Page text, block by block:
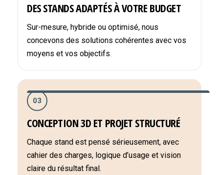
DES STANDS ADAPTÉS À VOTRE BUDGET
Sur-mesure, hybride ou optimisé, nous
concevons des solutions cohérentes avec vos
moyens et vos objectifs.
03
CONCEPTION 3D ET PROJET STRUCTURÉ
Chaque stand est pensé sérieusement, avec
cahier des charges, logique d’usage et vision
claire du résultat final.